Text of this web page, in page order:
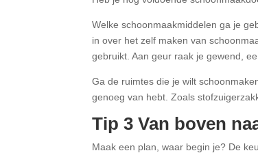
Welke schoonmaakmiddelen ga je
in over het zelf maken van
gebruikt. Aan geur raak je gewend,
Ga de ruimtes die je wilt
genoeg van hebt. Zoals
Tip 3 Van boven
Maak een plan, waar begin je? De